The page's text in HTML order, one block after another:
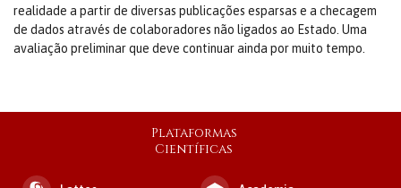
realidade a partir de diversas publicações esparsas e a checagem
de dados através de colaboradores não ligados ao Estado. Uma
avaliação preliminar que deve continuar ainda por muito tempo.
Plataformas
Científicas